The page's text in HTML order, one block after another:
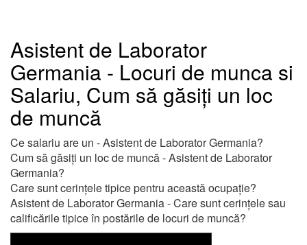
Asistent de Laborator
Germania - Locuri de munca si
Salariu, Cum să găsiți un loc
de muncă
Ce salariu are un - Asistent de Laborator Germania?
Cum să găsiți un loc de muncă - Asistent de Laborator
Germania?
Care sunt cerințele tipice pentru această ocupație?
Asistent de Laborator Germania - Care sunt cerințele sau
calificările tipice în postările de locuri de muncă?